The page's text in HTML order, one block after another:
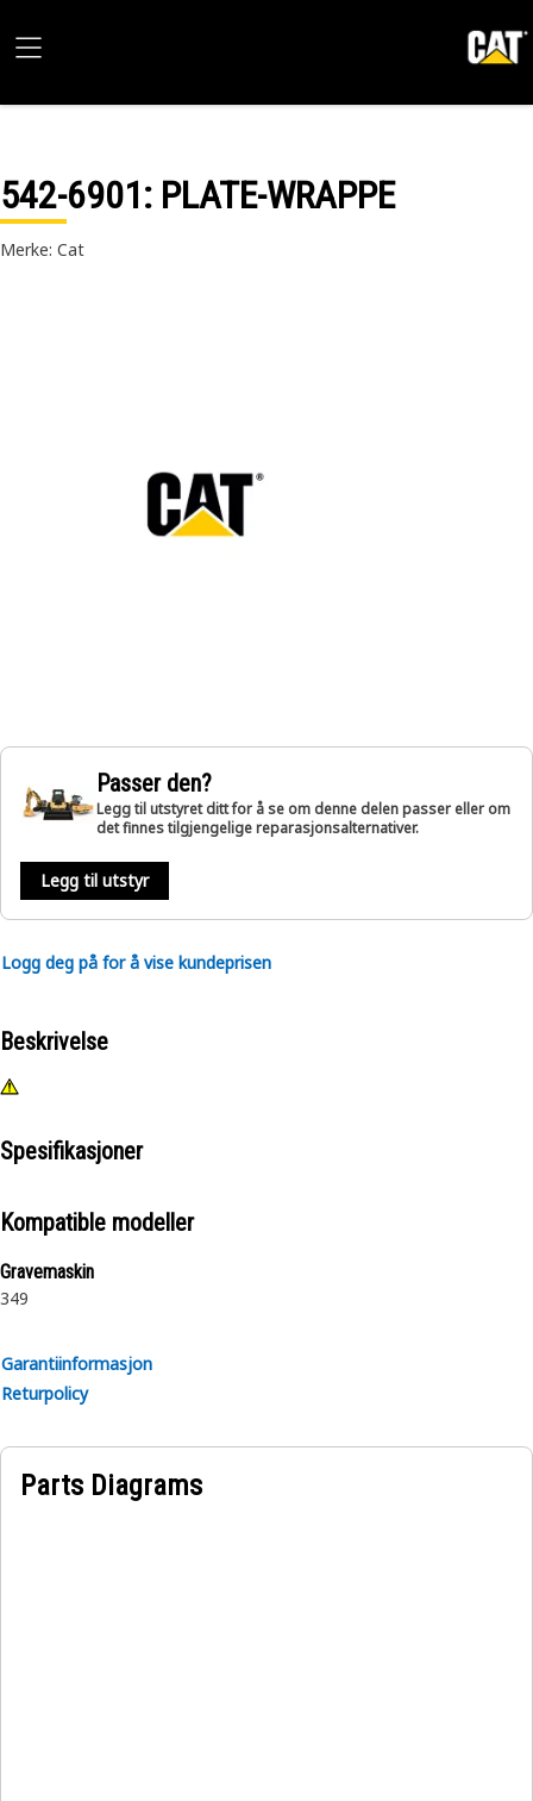
542-6901: PLATE-WRAPPE
Merke: Cat
Passer den?
Legg til utstyret ditt for å se om denne delen passer eller om
det finnes tilgjengelige reparasjonsalternativer.
Legg til utstyr
Logg deg på for å vise kundeprisen
Beskrivelse
Spesifikasjoner
Kompatible modeller
Gravemaskin
349
Garantiinformasjon
Returpolicy
Parts Diagrams